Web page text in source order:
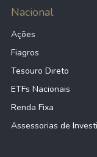
Nacional
Ações
Fiagros
Tesouro Direto
ETFs Nacionais
Renda Fixa
Assessorias de